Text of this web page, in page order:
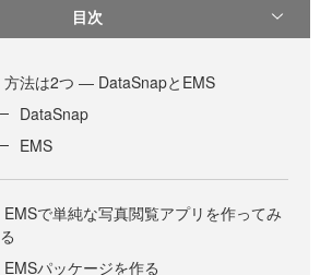
目次
方法は2つ ― DataSnapとEMS
DataSnap
EMS
EMSで単純な写真閲覧アプリを作ってみ
る
EMSパッケージを作る